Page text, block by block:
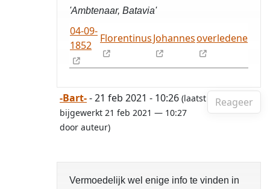
'Ambtenaar, Batavia'
04-09-
1852
FlorentinusJohannesoverledene
Reageer
-Bart-- 21 feb 2021 - 10:26 (laatst
bijgewerkt 21 feb 2021 — 10:27
door auteur)
Vermoedelijk wel enige info te vinden in